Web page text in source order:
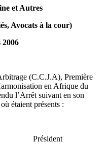
et Autres
Avocats à la cour)
2006
(C.C.J.A), Première
en Afrique du
l’Arrêt suivant en son
étaient présents :
Président